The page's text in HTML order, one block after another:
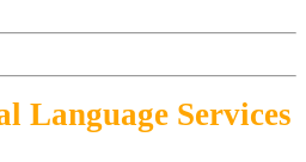
Language Services